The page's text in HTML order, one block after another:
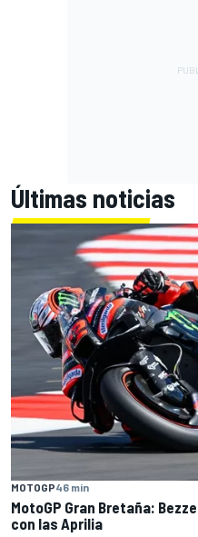
Últimas noticias
MOTOGP46 min
MotoGP Gran Bretaña:
con las Aprilia